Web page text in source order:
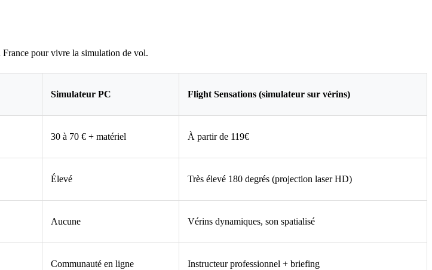
France pour vivre la simulation de vol.
Simulateur PC Flight Sensations (simulateur sur vérins)
30 à 70 € + matériel À partir de 119€
Élevé Très élevé 180 degrés (projection laser HD)
Aucune Vérins dynamiques, son spatialisé
Communauté en ligne Instructeur professionnel + briefing